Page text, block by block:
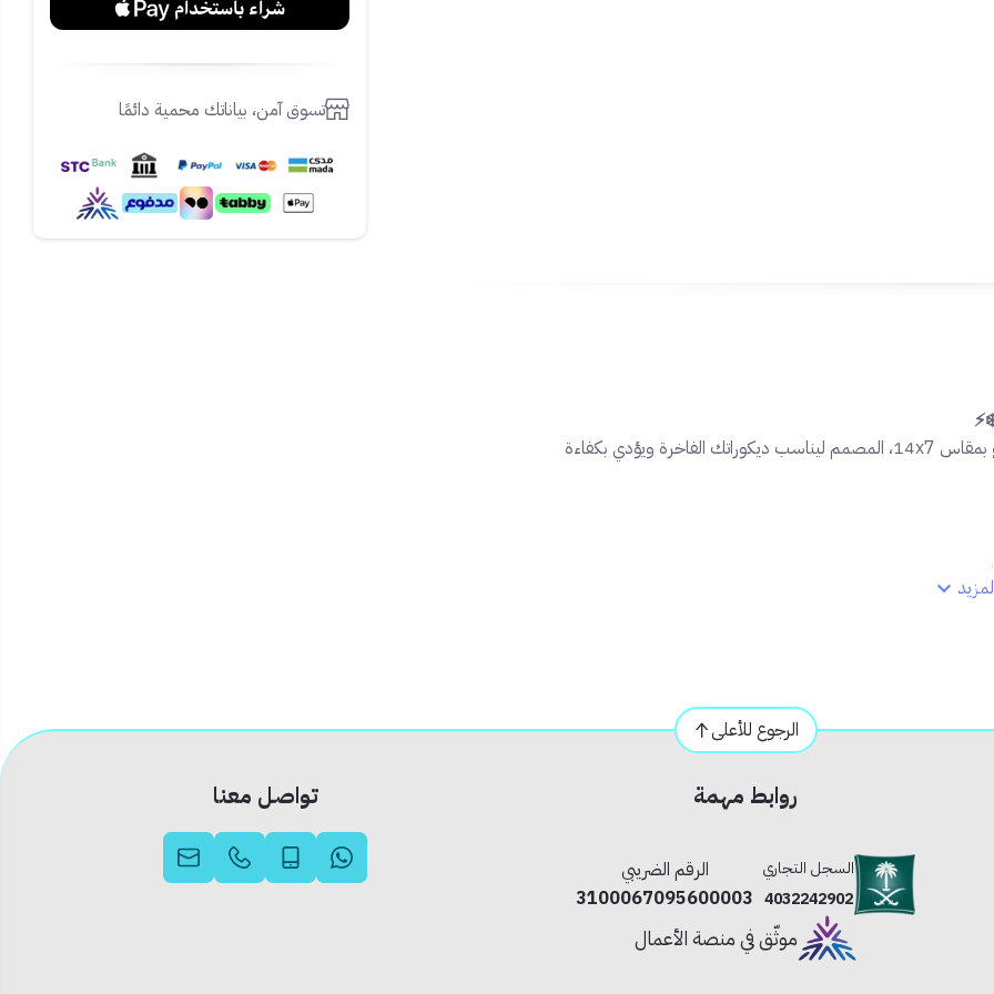
تسوق آمن، بياناتك محمية دائمًا
بمقاس 14x7، المصمم ليناسب ديكوراتك الفاخرة ويؤدي بكفاءة
وأداء كهربائي آمن للمكيفات.
المكيف الكهربائي لحماية النظام الكهربائي بالكامل.
الرجوع للأعلى
روابط مهمة
السجل التجاري
4032242902
الرقم الضريبي
3100067095600003
موثّق في منصة الأعمال
تواصل معنا